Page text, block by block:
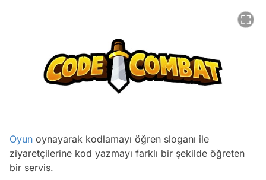
Oyun oynayarak kodlamayı öğren sloganı ile
ziyaretçilerine kod yazmayı farklı bir şekilde öğreten
bir servis.